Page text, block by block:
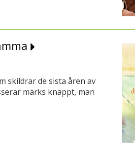
skildrar de sista åren av
märks knappt, man